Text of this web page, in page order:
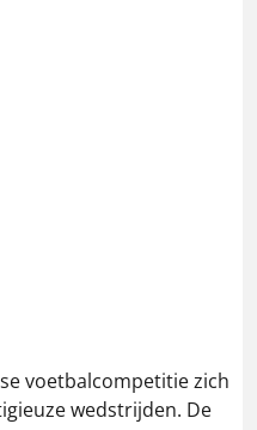
voetbalcompetitie zich
wedstrijden. De